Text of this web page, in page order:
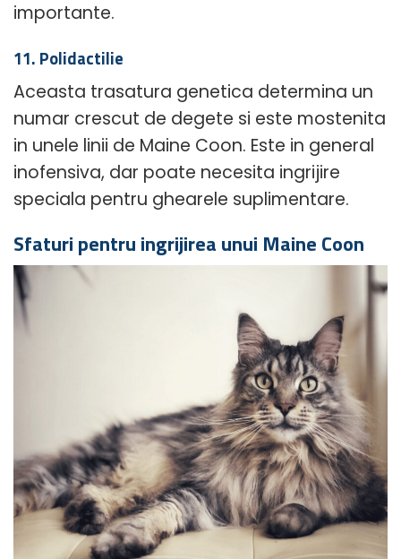
importante.
11. Polidactilie
Aceasta trasatura genetica determina un
numar crescut de degete si este mostenita
in unele linii de Maine Coon. Este in general
inofensiva, dar poate necesita ingrijire
speciala pentru ghearele suplimentare.
Sfaturi pentru ingrijirea unui Maine Coon